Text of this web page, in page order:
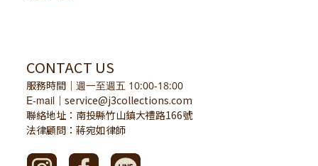
CONTACT US
服務時間 ｜ 週一至週五 10:00-18:00
E-mail ｜ service@j3collections.com
聯絡地址：南投縣竹山鎮大禮路166號
法律顧問：蔣宛如律師